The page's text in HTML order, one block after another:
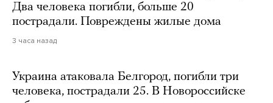
Два человека погибли, больше 20
пострадали. Повреждены жилые дома
3 часа назад
Украина атаковала Белгород, погибли три
человека, пострадали 25. В Новороссийске